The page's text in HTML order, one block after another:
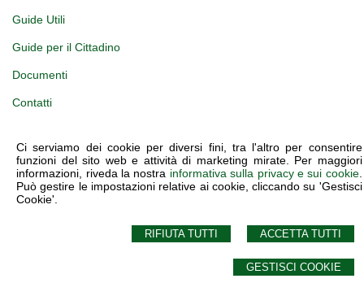
Ci serviamo dei cookie per diversi fini, tra l'altro per consentire
funzioni del sito web e attività di marketing mirate. Per maggiori
informazioni, riveda la nostra informativa sulla privacy e sui cookie.
Può gestire le impostazioni relative ai cookie, cliccando su 'Gestisci
Cookie'.
ACCETTA TUTTI
RIFIUTA TUTTI
GESTISCI COOKIE
Guide Utili
Guide per il Cittadino
Documenti
Contatti
STUDIO NOTARILE FABIANA TUCCILLO
via Gaetano Previati, 31 -Milano,MI
Privacy-Cookie Policy-Gestisci Cookie-Credits